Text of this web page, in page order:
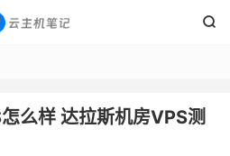

么样 达拉斯机房VPS测